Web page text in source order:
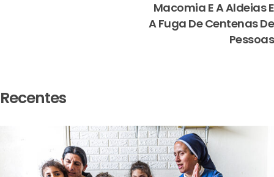
Macomia E A Aldeias E
A Fuga De Centenas De
Pessoas
Recentes